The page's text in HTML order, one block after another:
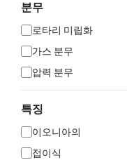
분무
로타리 미립화
가스 분무
압력 분무
특징
이오니아의
접이식